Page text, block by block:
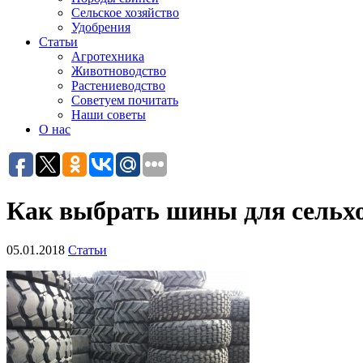
Сельское хозяйство
Удобрения
Статьи
Агротехника
Животноводство
Растениеводство
Советуем почитать
Наши советы
О нас
Как выбрать шины для
05.01.2018 Статьи